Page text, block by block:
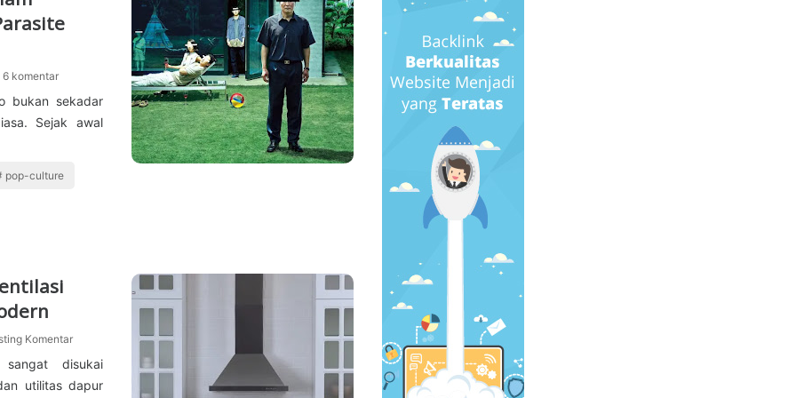
6 komentar
bukan sekadar
Sejak awal
pop-culture
Komentar
disukai
utilitas dapur